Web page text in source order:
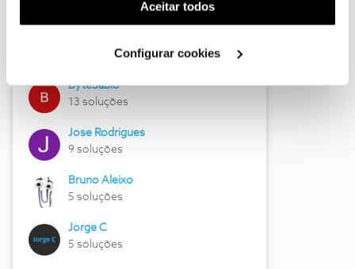
(cookies de publicidade personalizada). Pode gerir a
utilização dos cookies clicando em "Configurar
Aceitar todos
Configurar cookies
Hall of Fame de julho
17 soluções
ByteSábio
13 soluções
Jose Rodrigues
9 soluções
Bruno Aleixo
5 soluções
Jorge C
5 soluções